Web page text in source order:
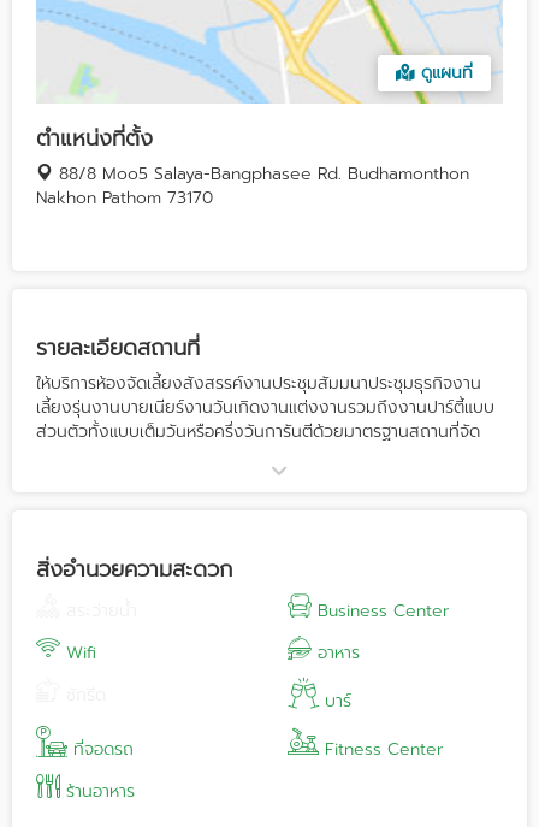
ดูแผนที่
ตำแหน่งที่ตั้ง
88/8 Moo5 Salaya-Bangphasee Rd. Budhamonthon
Nakhon Pathom 73170
รายละเอียดสถานที่
ให้บริการห้องจัดเลี้ยงสังสรรค์งานประชุมสัมมนาประชุมธุรกิจงาน
เลี้ยงรุ่นงานบายเนียร์งานวันเกิดงานแต่งงานรวมถึงงานปาร์ตี้แบบ
ส่วนตัวทั้งแบบเต็มวันหรือครึ่งวันการันตีด้วยมาตรฐานสถานที่จัด
ซึ่งเป็นที่ยอมรับขององค์กรทั่วโลกและทีมงานออแกไนซ์ผู้เชี่ยวชาญ
ทิศทาง, WIFI ความเร็วสูง, พื้นที่จอดรถกว่า 300 คัน, บริการอาหาร
เครื่องดื่ม ทั้งไทยและสากล
สิ่งอำนวยความสะดวก
Business Center
Wifi
อาหาร
บาร์
ที่จอดรถ
Fitness Center
ร้านอาหาร